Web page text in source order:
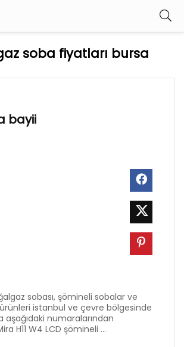
soba fiyatları bursa
bayii
sobası, şömineli sobalar ve
ürünleri istanbul ve çevre bölgesinde
aşağıdaki numaralarından
H11 W4 LCD şömineli ...